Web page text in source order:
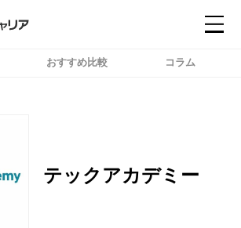
おすすめ比較 コラム
テックアカデミー